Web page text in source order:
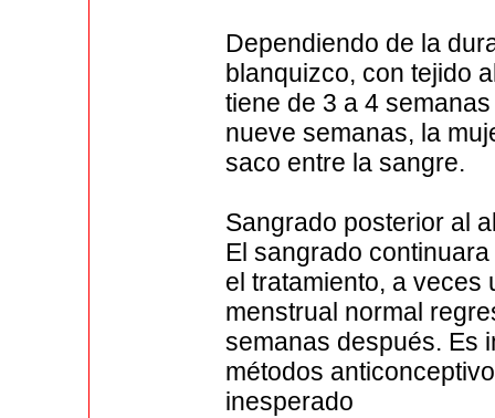
Dependiendo de la
blanquizco, con tejido
tiene de 3 a 4
nueve semanas, la
saco entre la sangre.
Sangrado posterior al
El sangrado
el tratamiento, a veces
menstrual normal
semanas después. Es
métodos
inesperado